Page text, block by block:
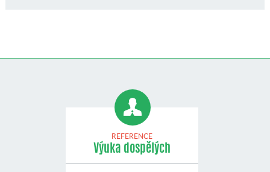
REFERENCE
Výuka dospělých